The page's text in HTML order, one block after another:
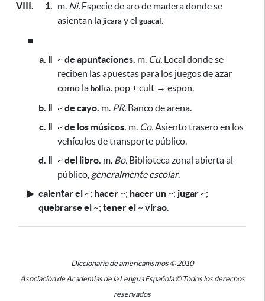
VIII.
1. m. Ni. Especie de aro de maderadonde se
asientan la jícara y el guacal.
■
a. ǁ ~de apuntaciones. m. Cu. Local donde se
reciben las apuestas para los juegos de azar
como la bolita. pop + cult → espon.
b. ǁ ~de cayo. m. PR. Banco de arena.
c. ǁ ~de los músicos. m. Co.Asiento trasero en los
vehículos de transporte público.
d. ǁ ~del libro. m. Bo. Biblioteca zonal abierta al
público, generalmente escolar.
▶ calentar el ~; hacer ~; hacer un ~; jugar ~;
quebrarse el ~; tener el ~virao.
Diccionario de americanismos © 2010
Asociación de Academias de la Lengua Española © Todos los derechos
reservados